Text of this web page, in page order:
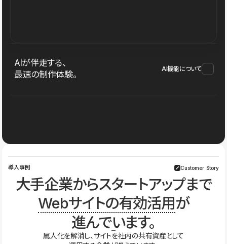
AIが伴走する、
最速の制作体験。
AI機能について
導入事例 Customer Story
大手企業からスタートアップまで
Webサイトの有効活用が
進んでいます。
属人化を解消し、サイトを社内の共有資産として